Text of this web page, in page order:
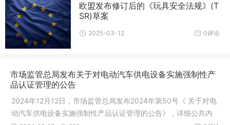
欧盟发布修订后的《玩具安全法规》(T
SR)草案
0评论
2025-03-12
市场监管总局发布关于对电动汽车供电设备实施强制性产
品认证管理的公告
2024年12月12日，市场监管总局发布2024年第50号《 关于对电
动汽车供电设备实施强制性产品认证管理的公告》，详细公共内